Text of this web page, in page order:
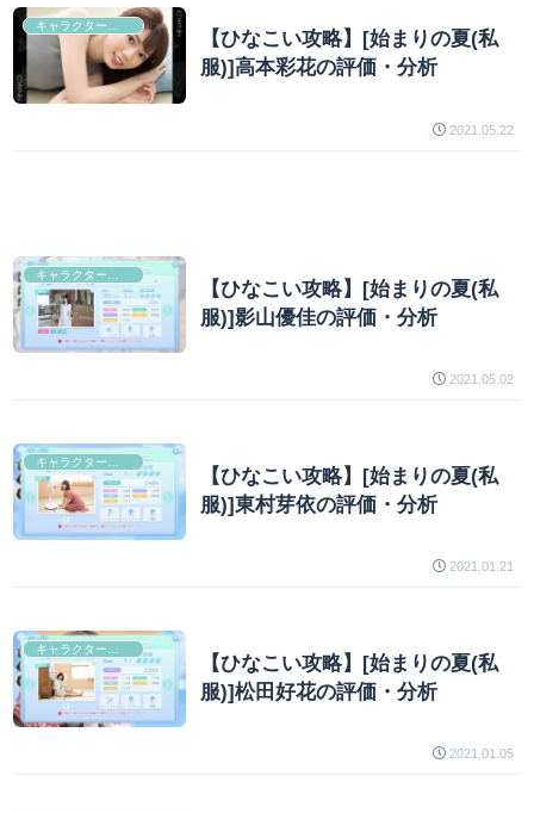
【ひなこい攻略】[始まりの夏(私
服)]高本彩花の評価・分析
2021.05.22
キャラクター分析
【ひなこい攻略】[始まりの夏(私
服)]影山優佳の評価・分析
2021.05.02
【ひなこい攻略】[始まりの夏(私
服)]東村芽依の評価・分析
2021.01.21
【ひなこい攻略】[始まりの夏(私
服)]松田好花の評価・分析
2021.01.05